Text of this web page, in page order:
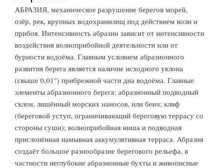
АБРАЗИЯ, механическое разрушение берегов морей,
озёр, рек, крупных водохранилищ под действием волн и
прибоя. Интенсивность абразии зависит от интенсивности
воздействия волноприбойной деятельности или от
бурности водоёма. Главным условием абразионного
развития берега является наличие исходного уклона
(свыше 0,01°) прибрежной части дна водоёма. Главные
элементы абразионного берега: абразионный подводный
склон, лишённый морских наносов, или бенч; клиф
(береговой уступ, ограничивающий береговую террасу со
стороны суши); волноприбойная ниша и подводная
прислонённая намывная аккумулятивная терраса. Абразия
создаёт большое разнообразие берегового рельефа, в
частности неглубокие абразионные бухты и живописные